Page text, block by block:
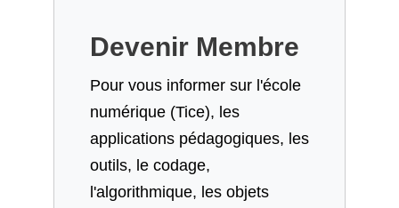
Devenir Membre
Pour vous informer sur l'école
numérique (Tice), les
applications pédagogiques, les
outils, le codage,
l'algorithmique, les objets